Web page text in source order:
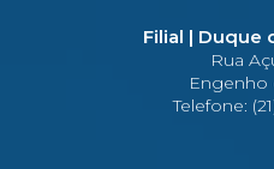
Filial | Duque
Rua
Telefone: